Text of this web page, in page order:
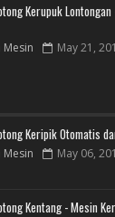
Kerupuk
May 21,
Keripik Otomatis
May 06,
Kentang - Mesin